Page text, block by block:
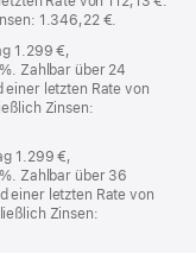
1.346,22 €.
1.299 €,
Zahlbar über 24
einer letzten Rate von
Zinsen:
1.299 €,
Zahlbar über 36
einer letzten Rate von
Zinsen: